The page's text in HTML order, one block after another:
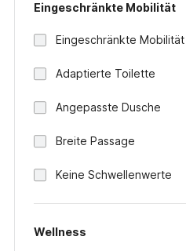
Eingeschränkte Mobilität
Eingeschränkte Mobilität
Adaptierte Toilette
Angepasste Dusche
Breite Passage
Keine Schwellenwerte
Wellness